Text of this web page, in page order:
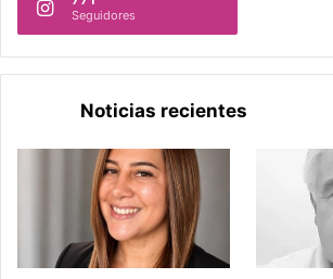
Seguidores
Noticias recientes